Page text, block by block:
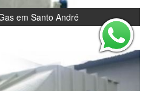
em Santo André